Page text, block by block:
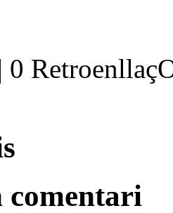
| 0
comentari